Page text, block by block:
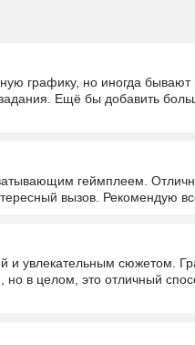
графику, но иногда
Ещё бы добавить
геймплеем.
вызов. Рекомендую
и увлекательным сюжетом.
но в целом, это отличный